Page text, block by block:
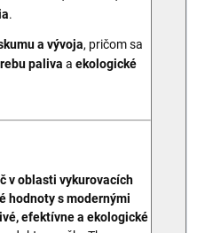
.
a vývoja, pričom sa
paliva a ekologické
v oblasti vykurovacích
hodnoty s modernými
efektívne a ekologické